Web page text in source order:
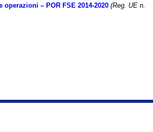
– POR FSE 2014-2020 (Reg. UE n.